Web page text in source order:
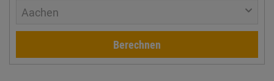
Aachen
Berechnen